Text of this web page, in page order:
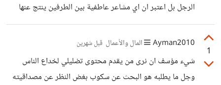
الرجل بل اعتبر ان اي مشاعر عاطفية بين الطرفين ينتج عنها
علاقة طبيعية بين الذكر والأنثى فلا داعي لهلوسات ذكورية تصور
تنازل المرأة أحيانا على انه مدعاة خزي وعار بل ثقة برجل ولم
يكن اهل للثقة.
1
Ayman2010 المال والأعمال قبل شهرين
شيء مؤسف ان نرى من يقدم محتوى تضليلي لخداع الناس
وجل ما يطلبه هو البحث عن سكوب بغض النظر عن مصداقيته